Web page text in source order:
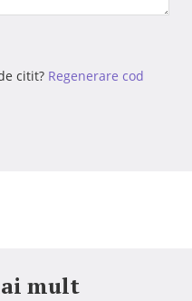
citit? Regenerare cod
mult